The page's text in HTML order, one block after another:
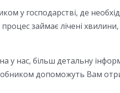
у господарстві, де
займає лічені
у нас, більш детальну
допоможуть Вам